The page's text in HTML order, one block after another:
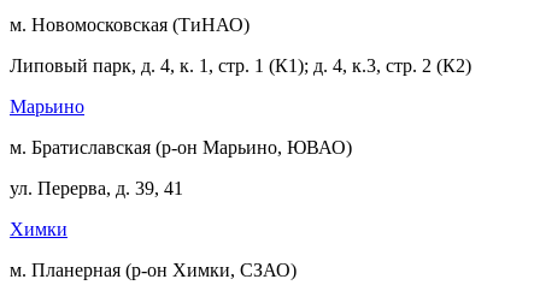
м. Новомосковская (ТиНАО)
Липовый парк, д. 4, к. 1, стр. 1 (К1); д. 4, к.3, стр. 2 (К2)
Марьино
м. Братиславская (р-он Марьино, ЮВАО)
ул. Перерва, д. 39, 41
Химки
м. Планерная (р-он Химки, СЗАО)